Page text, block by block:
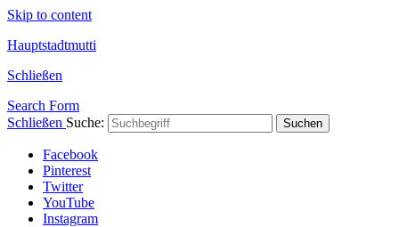
Skip to content
Hauptstadtmutti
Schließen
Search Form
Schließen Suche: Suchen
Facebook
Pinterest
Twitter
YouTube
Instagram